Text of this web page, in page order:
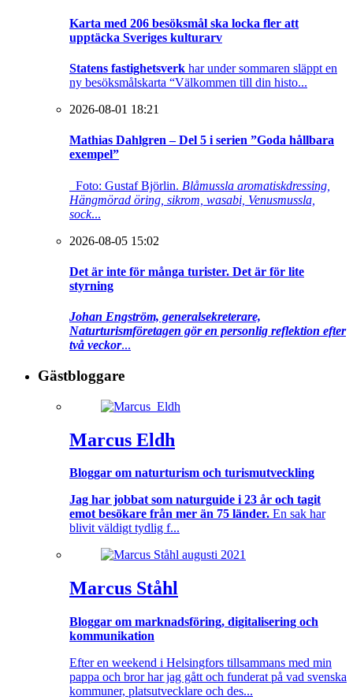
Karta med 206 besöksmål ska locka fler att
upptäcka Sveriges kulturarv
Statens fastighetsverk har under sommaren släppt en
ny besöksmålskarta “Välkommen till din histo...
2026-08-01 18:21
Mathias Dahlgren – Del 5 i serien ”Goda hållbara
exempel”
Foto: Gustaf Björlin. Blåmussla aromatiskdressing,
Hängmörad öring, sikrom, wasabi, Venusmussla,
sock...
2026-08-05 15:02
Det är inte för många turister. Det är för lite
styrning
Johan Engström, generalsekreterare,
Naturturismföretagen gör en personlig reflektion efter
två veckor...
Gästbloggare
Marcus Eldh
Bloggar om naturturism och turismutveckling
Jag har jobbat som naturguide i 23 år och tagit
emot besökare från mer än 75 länder. En sak har
blivit väldigt tydlig f...
Marcus Ståhl
Bloggar om marknadsföring, digitalisering och
kommunikation
Efter en weekend i Helsingfors tillsammans med min
pappa och bror har jag gått och funderat på vad svenska
kommuner, platsutvecklare och des...